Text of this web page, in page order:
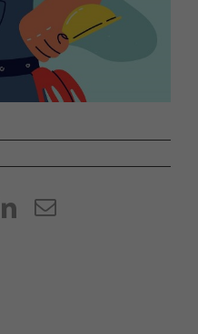
LinkedIn
E-